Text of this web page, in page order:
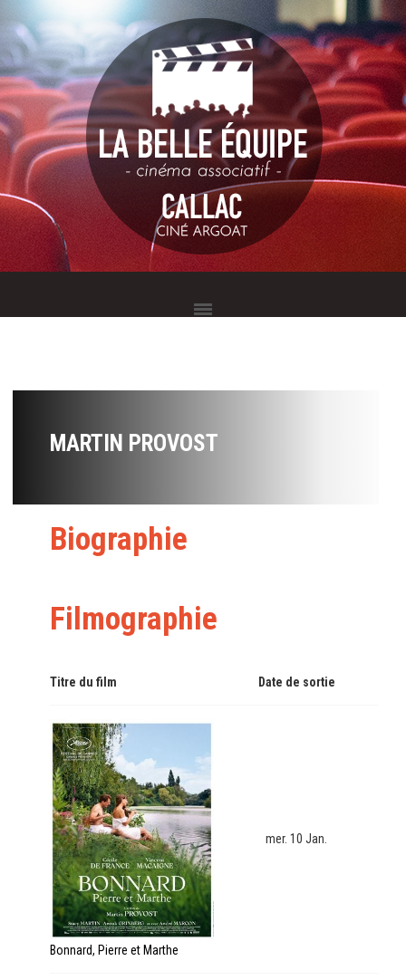
MARTIN PROVOST
Biographie
Filmographie
Titre du film Date de sortie
Bonnard, Pierre et Marthe
mer. 10 Jan.